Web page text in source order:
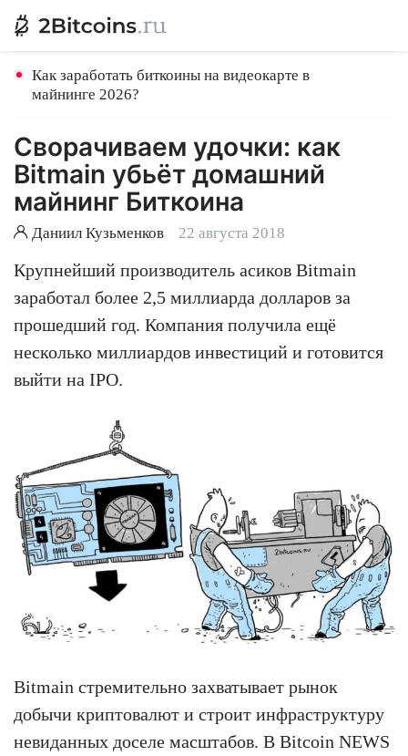
Как заработать биткоины на видеокарте в
майнинге 2026?
Сворачиваем удочки: как
Bitmain убьёт домашний
майнинг Биткоина
Даниил Кузьменков 22 августа 2018
Крупнейший производитель асиков Bitmain
заработал более 2,5 миллиарда долларов за
прошедший год. Компания получила ещё
несколько миллиардов инвестиций и готовится
выйти на IPO.
Bitmain стремительно захватывает рынок
добычи криптовалют и строит инфраструктуру
невиданных доселе масштабов. В Bitcoin NEWS